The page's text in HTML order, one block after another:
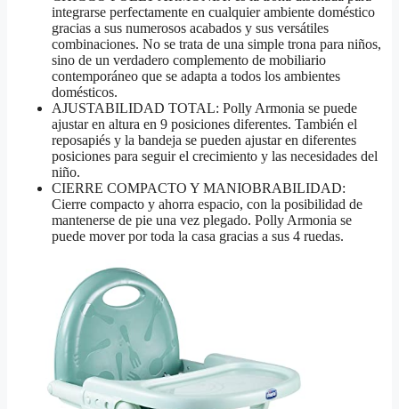
integrarse perfectamente en cualquier ambiente doméstico
gracias a sus numerosos acabados y sus versátiles
combinaciones. No se trata de una simple trona para niños,
sino de un verdadero complemento de mobiliario
contemporáneo que se adapta a todos los ambientes
domésticos.
AJUSTABILIDAD TOTAL: Polly Armonia se puede
ajustar en altura en 9 posiciones diferentes. También el
reposapiés y la bandeja se pueden ajustar en diferentes
posiciones para seguir el crecimiento y las necesidades del
niño.
CIERRE COMPACTO Y MANIOBRABILIDAD:
Cierre compacto y ahorra espacio, con la posibilidad de
mantenerse de pie una vez plegado. Polly Armonia se
puede mover por toda la casa gracias a sus 4 ruedas.